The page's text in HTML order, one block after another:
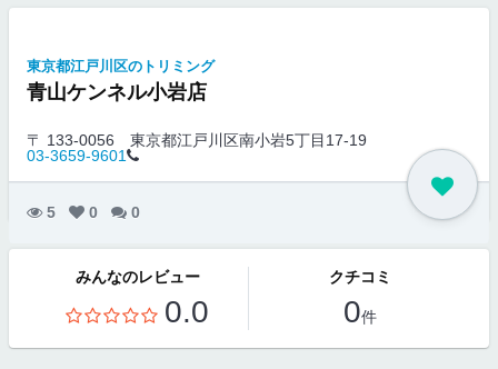
東京都江戸川区のトリミング
青山ケンネル小岩店
〒 133-0056
東京都江戸川区南小岩5丁目17-19
03-3659-9601
5 0 0
みんなのレビュー
0.0
クチコミ
0件